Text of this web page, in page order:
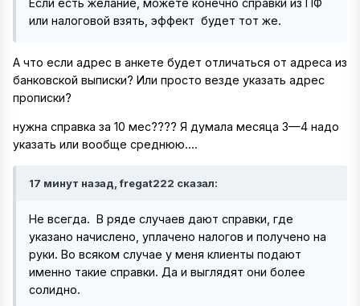
или налоговой взять, эффект будет тот же.
А что если адрес в анкете будет отличаться от адреса из
банковской выписки? Или просто везде указать адрес
прописки?
нужна справка за 10 мес???? Я думала месяца 3—4 надо
указать или вообще среднюю....
17 минут назад, fregat222 сказал:
Не всегда. В ряде случаев дают справки, где
указано начислено, уплачено налогов и получено на
руки. Во всяком случае у меня клиенты подают
именно такие справки. Да и выглядят они более
солидно.